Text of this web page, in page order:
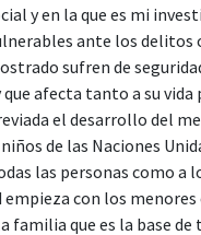
y en la que es mi
ante los delitos
sufren de
afecta tanto a su vida
el desarrollo del
de las Naciones
las personas como a
con los
que es la base